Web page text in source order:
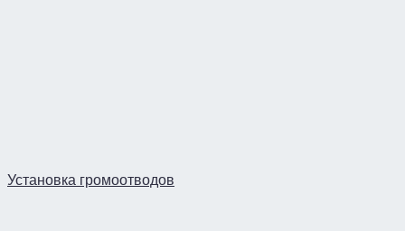
Установка громоотводов